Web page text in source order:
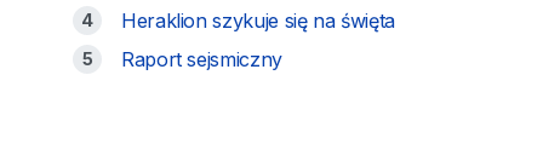
Heraklion szykuje się na święta
Raport sejsmiczny